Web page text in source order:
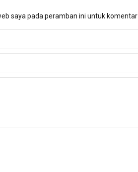
saya pada peramban ini untuk